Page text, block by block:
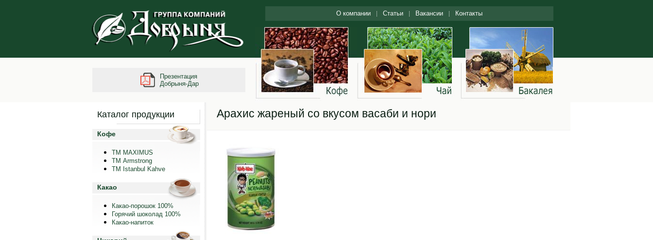
Презентация
Добрыня-Дар
О компании Статьи Вакансии Контакты
Каталог продукции
Кофе
ТМ MAXIMUS
ТМ Armstrong
TM Istanbul Kahve
Какао
Какао-порошок 100%
Горячий шоколад 100%
Какао-напиток
Арахис жареный со вкусом васаби и нори